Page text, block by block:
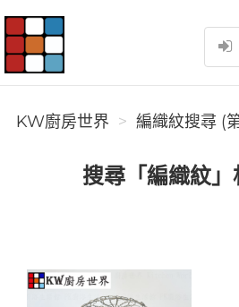
KW廚房世界
KW廚房世界 編織紋搜尋 (
搜尋「編織紋」